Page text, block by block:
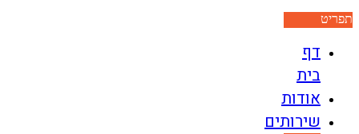
תפריט
דף
בית
אודות
שירותים